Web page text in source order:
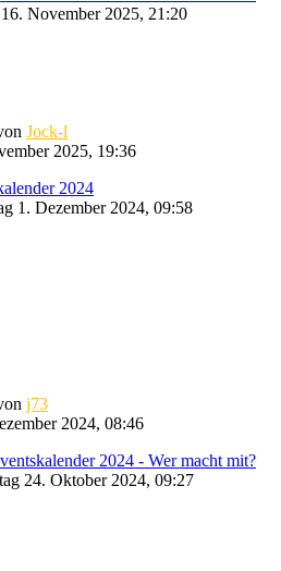
November 2025, 21:20
Jock-l
2025, 19:36
2024
1. Dezember 2024, 09:58
j73
2024, 08:46
2024 - Wer macht mit?
24. Oktober 2024, 09:27